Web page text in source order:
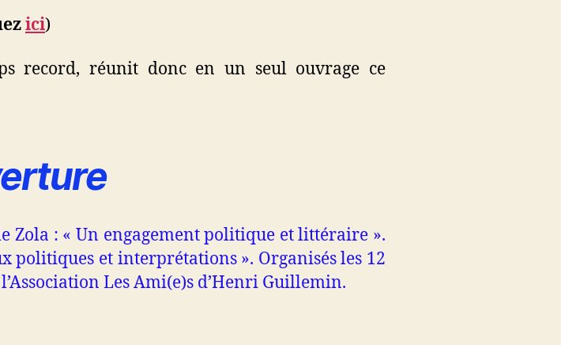
ici)
record, réunit donc en un seul ouvrage ce
Zola : « Un engagement politique et littéraire ».
politiques et interprétations ». Organisés les 12
Les Ami(e)s d’Henri Guillemin.